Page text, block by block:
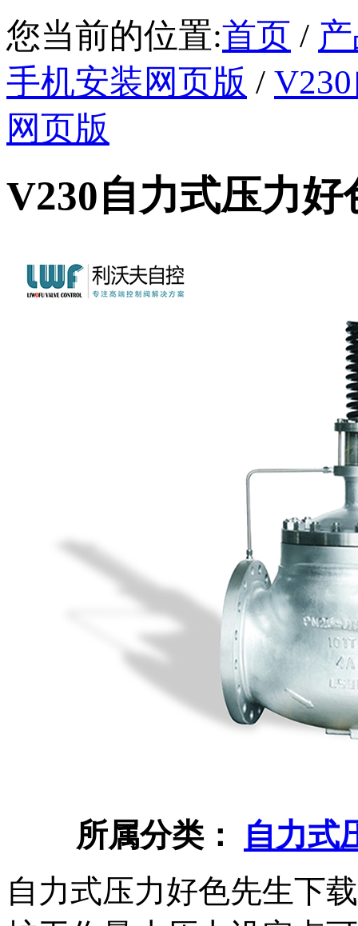
您当前的位置:首页 /
手机安装网页版 /
网页版
V230自力式压力
所属分类：
自力式
自力式压力好色先生下